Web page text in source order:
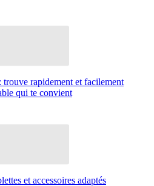
rapidement et facilement
qui te convient
et accessoires adaptés